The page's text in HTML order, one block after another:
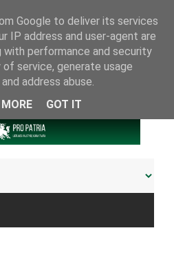
Google to deliver its services
IP address and user-agent are
with performance and security
service, generate usage
address abuse.
GOT IT